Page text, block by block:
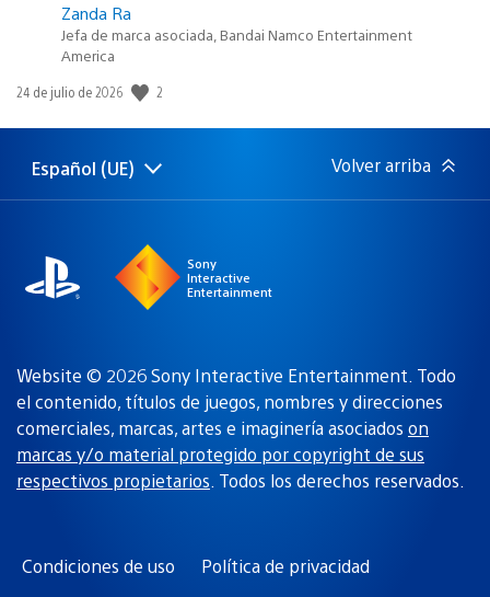
Zanda Ra
Jefa de marca asociada, Bandai Namco Entertainment
America
Fecha
publicación:
24 de julio de 2026 2
Selecciona
Región
Español (UE) Volver arriba
Sony
Interactive
Entertainment
Website © 2026 Sony Interactive Entertainment. Todo
el contenido, títulos de juegos, nombres y direcciones
comerciales, marcas, artes e imaginería asociados on
marcas y/o material protegido por copyright de sus
respectivos propietarios. Todos los derechos reservados.
Condiciones de uso
Política de privacidad